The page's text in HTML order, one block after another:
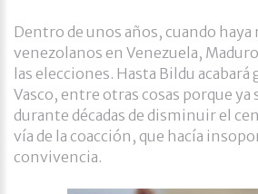
Dentro de unos años, cuando haya
venezolanos en Venezuela,
las elecciones. Hasta Bildu acabará
Vasco, entre otras cosas porque ya
durante décadas de disminuir el
vía de la coacción, que hacía
convivencia.